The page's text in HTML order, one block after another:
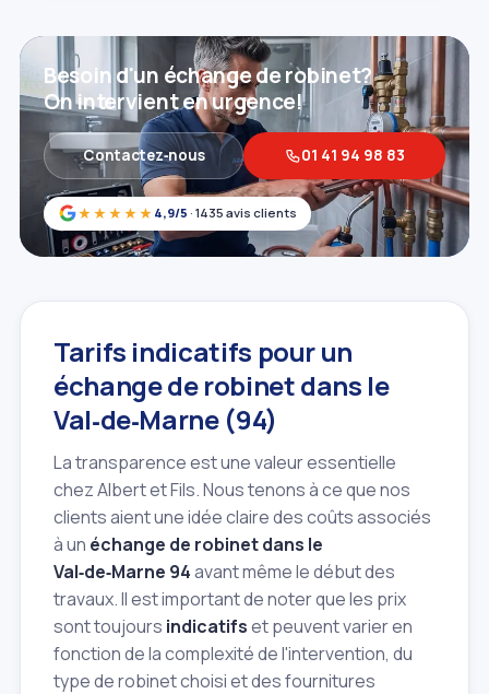
★★★★★ 4,9/5 · 1435 avis clients
Besoin d'un échange de robinet?
On intervient en urgence!
Contactez‑nous 01 41 94 98 83
Tarifs indicatifs pour un
échange de robinet dans le
Val‑de‑Marne (94)
La transparence est une valeur essentielle
chez Albert et Fils. Nous tenons à ce que nos
clients aient une idée claire des coûts associés
à un échange de robinet dans le
Val‑de‑Marne 94avant même le début des
travaux. Il est important de noter que les prix
sont toujours indicatifset peuvent varier en
fonction de la complexité de l'intervention, du
type de robinet choisi et des fournitures